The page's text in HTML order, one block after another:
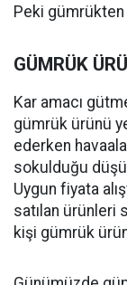
Peki gümrükten
GÜMRÜK
Kar amacı
gümrük ürünü
ederken
sokulduğu
Uygun fiyata
satılan ürünleri
kişi gümrük